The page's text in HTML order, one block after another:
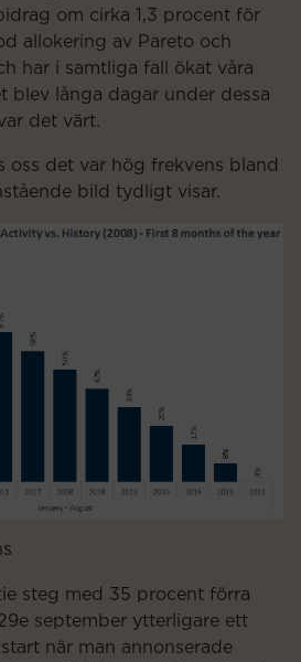
om cirka 1,3 procent för
allokering av Pareto och
har i samtliga fall ökat våra
blev långa dagar under dessa
det värt.
oss det var hög frekvens bland
bild tydligt visar.
steg med 35 procent förra
september ytterligare ett
när man annonserade